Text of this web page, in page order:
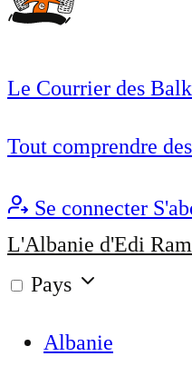
Le Courrier des
Tout comprendre
Se connecter
L'Albanie d'Edi
Pays
Albanie